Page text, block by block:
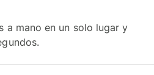
a mano en un solo lugar y